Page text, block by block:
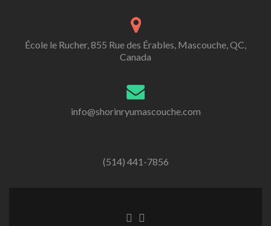
École le Rucher, 855 Rue des Érables, Mascouche, QC,
Canada
info@shorinryumascouche.com
(514) 441-7856